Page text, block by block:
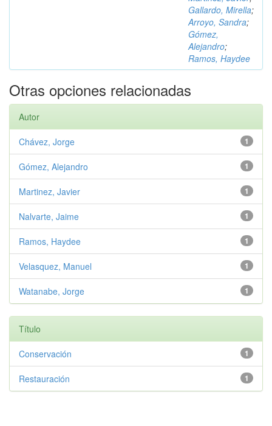
Gallardo, Mirella;
Arroyo, Sandra;
Gómez,
Alejandro;
Ramos, Haydee
Otras opciones relacionadas
Autor
1
Chávez, Jorge
1
Gómez, Alejandro
1
Martinez, Javier
1
Nalvarte, Jaime
1
Ramos, Haydee
1
Velasquez, Manuel
1
Watanabe, Jorge
Título
1
Conservación
1
Restauración